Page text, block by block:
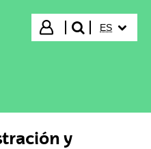
Iniciar sesión
buscar"
ES
y